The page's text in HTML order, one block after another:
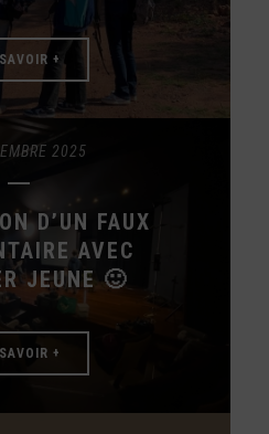
+
2025
D’UN FAUX
AVEC
JEUNE 🙂
+